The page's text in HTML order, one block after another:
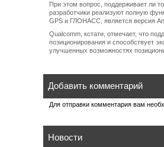
При этом вопрос, поддерживает ли
разработчики реализуют полную
GPS и ГЛОНАСС, является версия
Qualcomm, кстати, отмечает, что
позиционирования и способствует
улучшенных возможностях
Добавить комментарий
Для отправки комментария вам
Новости